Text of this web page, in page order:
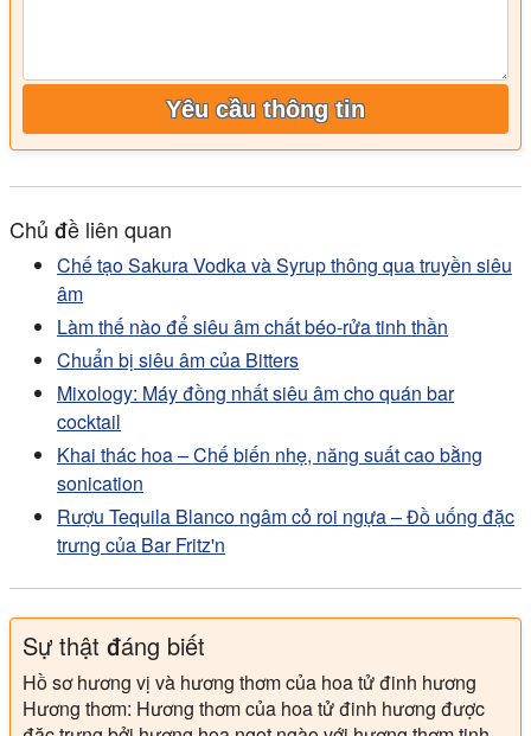
Yêu cầu thông tin
Chủ đề liên quan
Chế tạo Sakura Vodka và Syrup thông qua truyền siêu
âm
Làm thế nào để siêu âm chất béo-rửa tinh thần
Chuẩn bị siêu âm của Bitters
Mixology: Máy đồng nhất siêu âm cho quán bar
cocktail
Khai thác hoa – Chế biến nhẹ, năng suất cao bằng
sonication
Rượu Tequila Blanco ngâm cỏ roi ngựa – Đồ uống đặc
trưng của Bar Fritz'n
Sự thật đáng biết
Hồ sơ hương vị và hương thơm của hoa tử đinh hương
Hương thơm: Hương thơm của hoa tử đinh hương được